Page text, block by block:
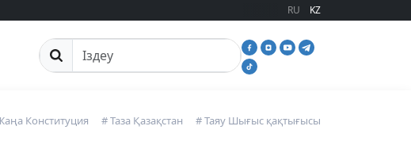
RU KZ
Сайттан іздеу
Конституция # Таза Қазақстан # Таяу Шығыс қақтығысы